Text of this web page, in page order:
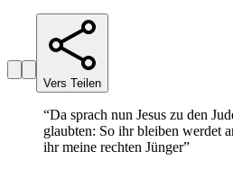
Vers Teilen
“Da sprach nun Jesus zu den
glaubten: So ihr bleiben werdet
ihr meine rechten Jünger”